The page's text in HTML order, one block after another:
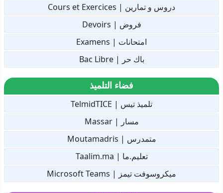
دروس و تمارين | Cours et Exercices
فروض | Devoirs
امتحانات | Examens
باك حر | Bac Libre
فضاء التلميذ
تلميذ تيس | TelmidTICE
مسار | Massar
متمدرس | Moutamadris
تعليم.ما | Taalim.ma
ميكروسوفت تيمز | Microsoft Teams